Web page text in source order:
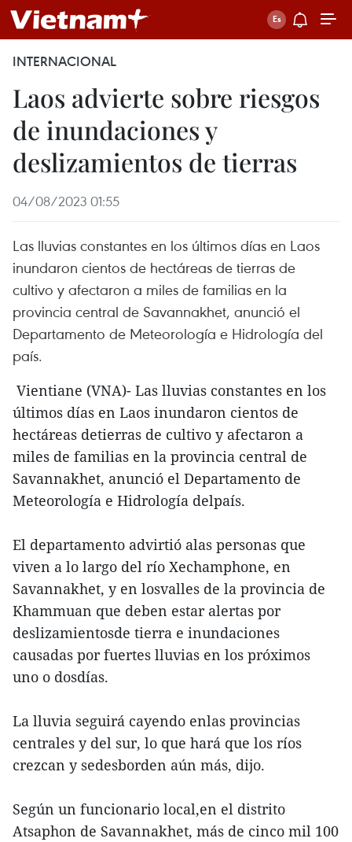
INTERNACIONAL
Laos advierte sobre riesgos
de inundaciones y
deslizamientos de tierras
04/08/2023 01:55
Las lluvias constantes en los últimos días en Laos
inundaron cientos de hectáreas de tierras de
cultivo y afectaron a miles de familias en la
provincia central de Savannakhet, anunció el
Departamento de Meteorología e Hidrología del
país.
Vientiane (VNA)- Las lluvias constantes en los
últimos días en Laos inundaron cientos de
hectáreas detierras de cultivo y afectaron a
miles de familias en la provincia central de
Savannakhet, anunció el Departamento de
Meteorología e Hidrología delpaís.
El departamento advirtió alas personas que
viven a lo largo del río Xechamphone, en
Savannakhet, y en losvalles de la provincia de
Khammuan que deben estar alertas por
deslizamientosde tierra e inundaciones
causadas por fuertes lluvias en los próximos
uno o dosdías.
La lluvia seguirá cayendo enlas provincias
centrales y del sur, lo que hará que los ríos
crezcan y sedesborden aún más, dijo.
Según un funcionario local,en el distrito
Atsaphon de Savannakhet, más de cinco mil 100